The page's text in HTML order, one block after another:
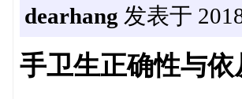
dearhang 发表于
手卫生正确性与